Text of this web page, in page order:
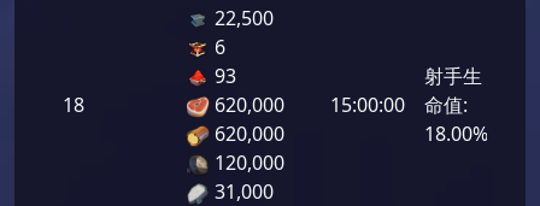
18
22,500
6
93
620,000
620,000
120,000
31,000
15:00:00
射手生
命值:
18.00%